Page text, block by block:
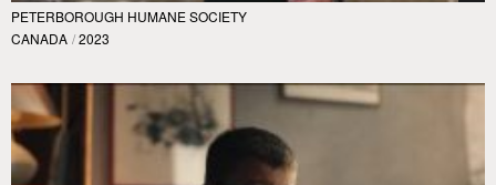
PETERBOROUGH HUMANE SOCIETY
CANADA / 2023